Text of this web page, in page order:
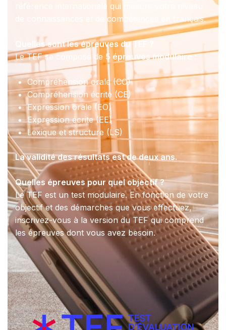
référence internationale qui mesure votre niveau
de connaissances et de compétences en français.
Quelles sont les épreuves du TEF ?
Le TEF se compose de 5 épreuves modulaire:
Compréhension orale (CO)
Compréhension écrite (CE)
Expression orale (EO)
Expression écrite (EE)
Lexique et structure (LS)
La validité des résultats est de deux ans.
Quelles épreuves pour quel objectif ?
Le TEF est un test modulaire. En fonction de votre
objectif et des démarches que vous effectuez,
inscrivez-vous à la version du TEF qui comprend
les épreuves dont vous avez besoin.